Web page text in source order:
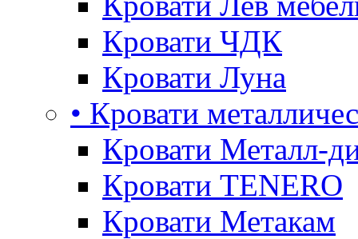
Кровати ЧДК
Кровати Луна
• Кровати
Кровати Металл-
Кровати TENERO
Кровати Метакам